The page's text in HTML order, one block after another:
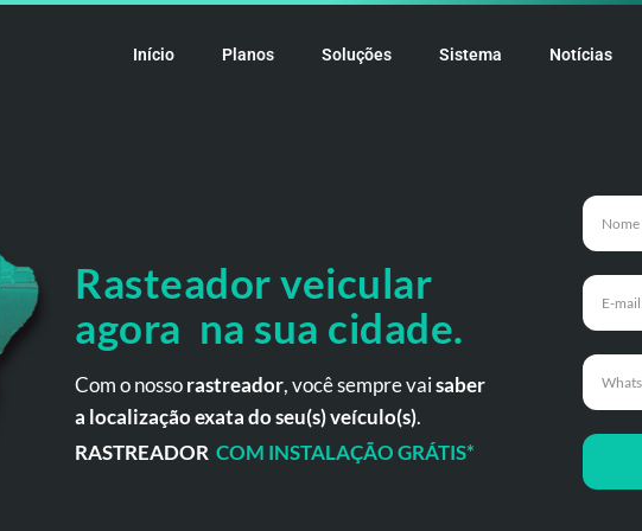
Início Planos Soluções Sistema Notícias
Rasteador veicular
agora na sua cidade.
Com o nossorastreador, você sempre vaisaber
a localização exata do seu(s) veículo(s).
RASTREADOR COM INSTALAÇÃO GRÁTIS*